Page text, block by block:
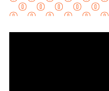
motocicletas y motonetas